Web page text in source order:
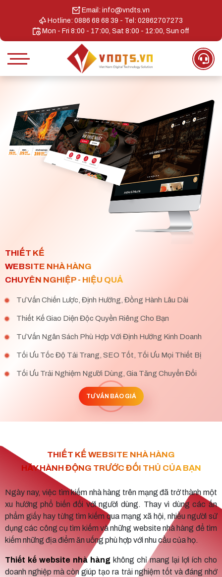
Email: info@vndts.vn
Hotline: 0886 68 68 39 - Tel: 02862707273
Mon - Fri 8:00 - 17:00, Sat 8:00 - 12:00, Sun off
THIẾT KẾ
WEBSITE NHÀ HÀNG
CHUYÊN NGHIỆP - HIỆU QUẢ
Tư Vấn Chiến Lược, Định Hướng, Đồng Hành Lâu Dài
Thiết Kế Giao Diện Độc Quyền Riêng Cho Bạn
Tư Vấn Ngân Sách Phù Hợp Với Định Hướng Kinh Doanh
Tối Ưu Tốc Độ Tải Trang, SEO Tốt, Tối Ưu Mọi Thiết Bị
Tối Ưu Trải Nghiệm Người Dùng, Gia Tăng Chuyển Đổi
TƯ VẤN BÁO GIÁ
THIẾT KẾ WEBSITE NHÀ HÀNG
HÃY HÀNH ĐỘNG TRƯỚC ĐỐI THỦ CỦA BẠN
Ngày nay, việc tìm kiếm nhà hàng trên mạng đã trở thành một
xu hướng phổ biến đối với người dùng. Thay vì dùng các ấn
phẩm giấy hay từng tìm kiếm qua mạng xã hội, nhiều người sử
dụng các công cụ tìm kiếm và những website nhà hàng để tìm
kiếm những địa điểm ăn uống phù hợp với nhu cầu của họ.
Thiết kế website nhà hàng không chỉ mang lại lợi ích cho
doanh nghiệp mà còn giúp tạo ra trải nghiệm tốt và đáng nhớ